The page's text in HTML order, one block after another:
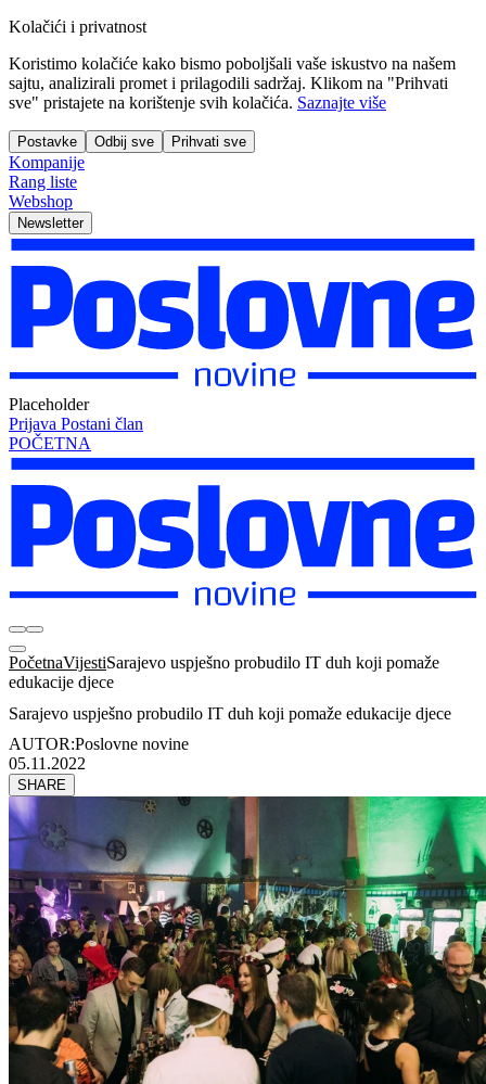
Kolačići i privatnost
Koristimo kolačiće kako bismo poboljšali vaše iskustvo na našem
sajtu, analizirali promet i prilagodili sadržaj. Klikom na "Prihvati
sve" pristajete na korištenje svih kolačića. Saznajte više
Postavke Odbij sve Prihvati sve
Kompanije
Rang liste
Webshop
Newsletter
Placeholder
Prijava Postani član
POČETNA
PočetnaVijestiSarajevo uspješno probudilo IT duh koji pomaže
edukacije djece
Sarajevo uspješno probudilo IT duh koji pomaže edukacije djece
AUTOR:Poslovne novine
05.11.2022
SHARE